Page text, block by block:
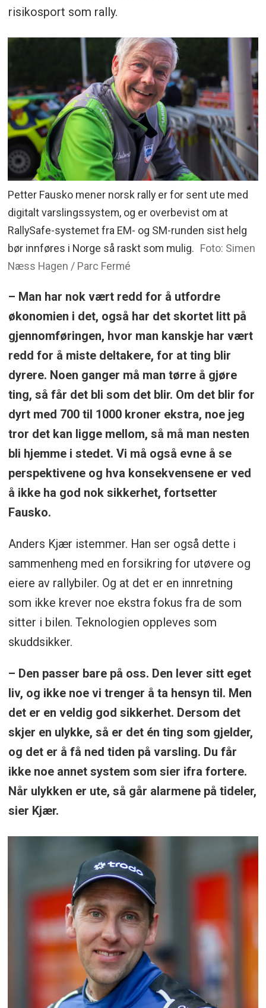
risikosport som rally.
Petter Fausko mener norsk rally er for sent ute med
digitalt varslingssystem, og er overbevist om at
RallySafe-systemet fra EM- og SM-runden sist helg
bør innføres i Norge så raskt som mulig. Foto: Simen
Næss Hagen / Parc Fermé
– Man har nok vært redd for å utfordre
økonomien i det, også har det skortet litt på
gjennomføringen, hvor man kanskje har vært
redd for å miste deltakere, for at ting blir
dyrere. Noen ganger må man tørre å gjøre
ting, så får det bli som det blir. Om det blir for
dyrt med 700 til 1000 kroner ekstra, noe jeg
tror det kan ligge mellom, så må man nesten
bli hjemme i stedet. Vi må også evne å se
perspektivene og hva konsekvensene er ved
å ikke ha god nok sikkerhet, fortsetter
Fausko.
Anders Kjær istemmer. Han ser også dette i
sammenheng med en forsikring for utøvere og
eiere av rallybiler. Og at det er en innretning
som ikke krever noe ekstra fokus fra de som
sitter i bilen. Teknologien oppleves som
skuddsikker.
– Den passer bare på oss. Den lever sitt eget
liv, og ikke noe vi trenger å ta hensyn til. Men
det er en veldig god sikkerhet. Dersom det
skjer en ulykke, så er det én ting som gjelder,
og det er å få ned tiden på varsling. Du får
ikke noe annet system som sier ifra fortere.
Når ulykken er ute, så går alarmene på tideler,
sier Kjær.